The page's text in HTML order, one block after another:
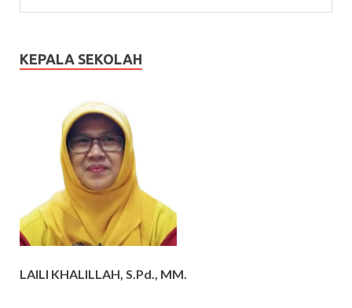
KEPALA SEKOLAH
LAILI KHALILLAH, S.Pd., MM.